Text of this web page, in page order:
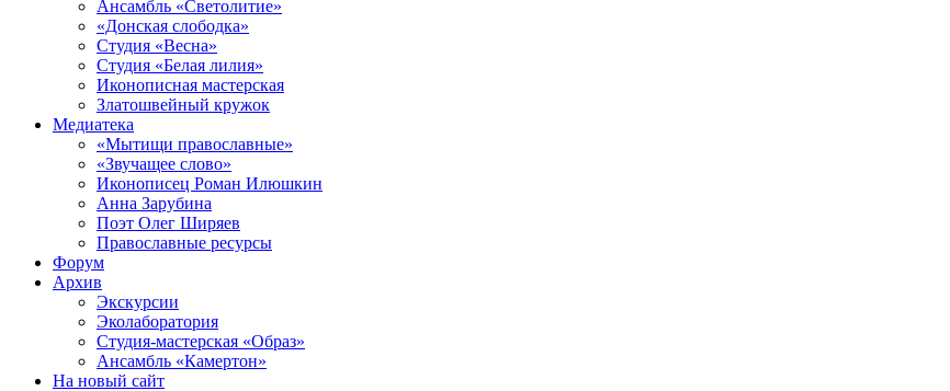
Ансамбль «Светолитие»
«Донская слободка»
Студия «Весна»
Студия «Белая лилия»
Иконописная мастерская
Златошвейный кружок
Медиатека
«Мытищи православные»
«Звучащее слово»
Иконописец Роман Илюшкин
Анна Зарубина
Поэт Олег Ширяев
Православные ресурсы
Форум
Архив
Экскурсии
Эколаборатория
Студия-мастерская «Образ»
Ансамбль «Камертон»
На новый сайт